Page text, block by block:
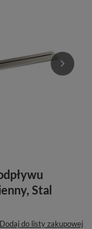
Stal
Dodaj do listy zakupowej